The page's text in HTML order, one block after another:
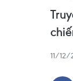
11/12/